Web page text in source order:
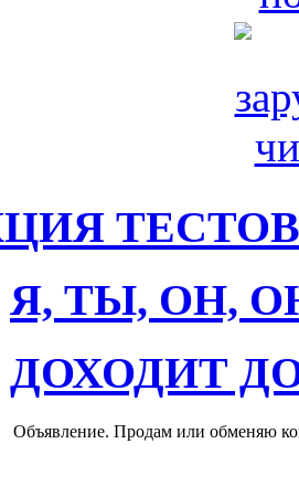
ТЕСТОВ
Я, ТЫ, ОН,
ДОХОДИТ
Объявление. Продам или обменяю